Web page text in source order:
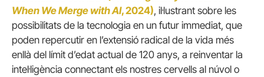
When We Merge with AI, 2024), il·lustrant sobre les
possibilitats de la tecnologia en un futur immediat, que
poden repercutir en l’extensió radical de la vida més
enllà del límit d’edat actual de 120 anys, a reinventar la
intel·ligència connectant els nostres cervells al núvol o